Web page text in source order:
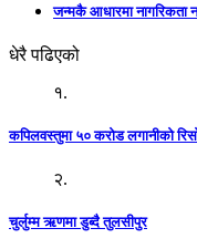
जन्मकै आधारमा नागरिकता
धेरै पढिएको
१.
कपिलवस्तुमा ५० करोड लगानीको
२.
चुर्लुम्म ऋणमा डुब्दै तुलसीपुर